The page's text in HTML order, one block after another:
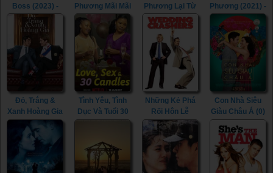
Boss (2023) -
My Heart Puppy
(2023)
Phương Mãi Mãi
Squared Love
Everlasting
(2023)
Phương Lại Từ
Đầu (2023) -
Squared Love
All Over Again
(2023)
Phương (2021) -
Squared Love
(2021)
Đỏ, Trắng &
Xanh Hoàng Gia
White & Royal
Blue (2023)
Tình Yêu, Tình
Dục Và Tuổi 30
Candles (2023)
Những Kẻ Phá
Rối Hôn Lễ
(2005) -
Wedding
Crashers (2005)
Con Nhà Siêu
Giàu Châu Á (0)
- Crazy Rich
Asians (0)